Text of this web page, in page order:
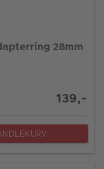
28mm
139,-